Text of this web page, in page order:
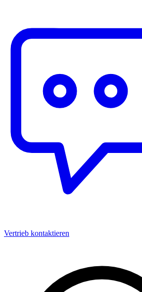
Vertrieb kontaktieren